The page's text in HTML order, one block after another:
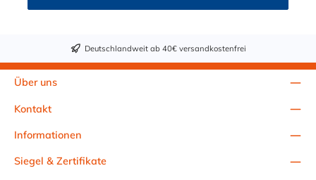
Deutschlandweit ab 40€ versandkostenfrei
Über uns
Kontakt
Informationen
Siegel & Zertifikate